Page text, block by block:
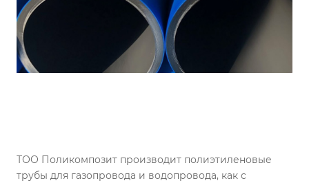
ТОО Поликомпозит производит полиэтиленовые
трубы для газопровода и водопровода, как с